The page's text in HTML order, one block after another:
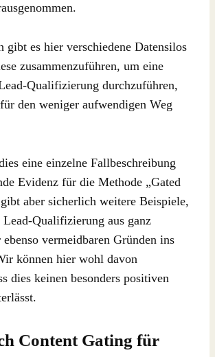
gibt es hier verschiedene Datensilos
zusammenzuführen, um eine
Qualifizierung durchzuführen,
den weniger aufwendigen Weg
eine einzelne Fallbeschreibung
Evidenz für die Methode „Gated
aber sicherlich weitere Beispiele,
Lead-Qualifizierung aus ganz
ebenso vermeidbaren Gründen ins
können hier wohl davon
dies keinen besonders positiven
Content Gating für